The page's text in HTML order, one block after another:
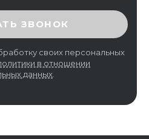
КОД
ЗВОНОК
своих персональных
в отношении
данных